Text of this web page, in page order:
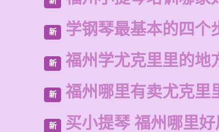
新 学钢琴最基本的四个
新 福州学尤克里里的地
新 福州哪里有卖尤克里
新 买小提琴 福州哪里